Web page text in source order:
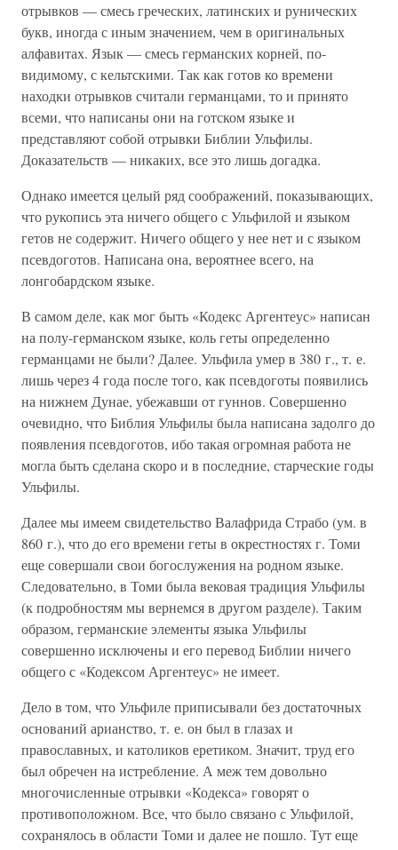
отрывков — смесь греческих, латинских и рунических
букв, иногда с иным значением, чем в оригинальных
алфавитах. Язык — смесь германских корней, по-
видимому, с кельтскими. Так как готов ко времени
находки отрывков считали германцами, то и принято
всеми, что написаны они на готском языке и
представляют собой отрывки Библии Ульфилы.
Доказательств — никаких, все это лишь догадка.
Однако имеется целый ряд соображений, показывающих,
что рукопись эта ничего общего с Ульфилой и языком
гетов не содержит. Ничего общего у нее нет и с языком
псевдоготов. Написана она, вероятнее всего, на
лонгобардском языке.
В самом деле, как мог быть «Кодекс Аргентеус» написан
на полу-германском языке, коль геты определенно
германцами не были? Далее. Ульфила умер в 380 г., т. е.
лишь через 4 года после того, как псевдоготы появились
на нижнем Дунае, убежавши от гуннов. Совершенно
очевидно, что Библия Ульфилы была написана задолго до
появления псевдоготов, ибо такая огромная работа не
могла быть сделана скоро и в последние, старческие годы
Ульфилы.
Далее мы имеем свидетельство Валафрида Страбо (ум. в
860 г.), что до его времени геты в окрестностях г. Томи
еще совершали свои богослужения на родном языке.
Следовательно, в Томи была вековая традиция Ульфилы
(к подробностям мы вернемся в другом разделе). Таким
образом, германские элементы языка Ульфилы
совершенно исключены и его перевод Библии ничего
общего с «Кодексом Аргентеус» не имеет.
Дело в том, что Ульфиле приписывали без достаточных
оснований арианство, т. е. он был в глазах и
православных, и католиков еретиком. Значит, труд его
был обречен на истребление. А меж тем довольно
многочисленные отрывки «Кодекса» говорят о
противоположном. Все, что было связано с Ульфилой,
сохранялось в области Томи и далее не пошло. Тут еще